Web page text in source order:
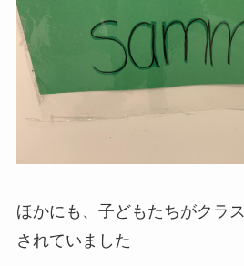
ほかにも、子どもたちがクラ
されていました